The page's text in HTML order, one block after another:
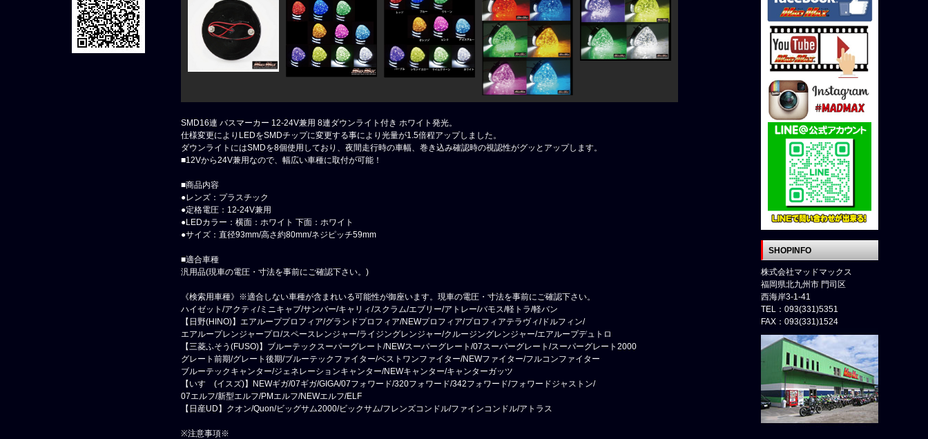
SMD16連 バスマーカー 12-24V兼用 8連ダウンライト付き ホワイト発光。
仕様変更によりLEDをSMDチップに変更する事により光量が1.5倍程アップしました。
ダウンライトにはSMDを8個使用しており、夜間走行時の車幅、巻き込み確認時の視認性がグッとアップします。
■12Vから24V兼用なので、幅広い車種に取付が可能！
■商品内容
●レンズ：プラスチック
●定格電圧：12-24V兼用
●LEDカラー：横面：ホワイト 下面：ホワイト
●サイズ：直径93mm/高さ約80mm/ネジピッチ59mm
■適合車種
汎用品(現車の電圧・寸法を事前にご確認下さい。)
《検索用車種》※適合しない車種が含まれいる可能性が御座います。現車の電圧・寸法を事前にご確認下さい。
ハイゼット/アクティ/ミニキャブ/サンバー/キャリィ/スクラム/エブリー/アトレー/バモス/軽トラ/軽バン
【日野(HINO)】エアループプロフィア/グランドプロフィア/NEWプロフィア/プロフィアテラヴィ/ドルフィン/
エアループレンジャープロ/スペースレンジャー/ライジングレンジャー/クルージングレンジャー/エアループデュトロ
【三菱ふそう(FUSO)】ブルーテックスーパーグレート/NEWスーパーグレート/07スーパーグレート/スーパーグレート2000
グレート前期/グレート後期/ブルーテックファイター/ベストワンファイター/NEWファイター/フルコンファイター
ブルーテックキャンター/ジェネレーションキャンター/NEWキャンター/キャンターガッツ
【いすゞ(イスズ)】NEWギガ/07ギガ/GIGA/07フォワード/320フォワード/342フォワード/フォワードジャストン/
07エルフ/新型エルフ/PMエルフ/NEWエルフ/ELF
【日産UD】クオン/Quon/ビッグサム2000/ビックサム/フレンズコンドル/ファインコンドル/アトラス
※注意事項※
SHOPINFO
株式会社マッドマックス
福岡県北九州市 門司区
西海岸3-1-41
TEL：093(331)5351
FAX：093(331)1524